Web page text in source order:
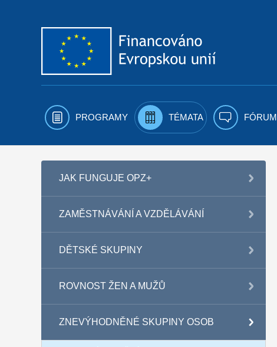
PROGRAMY TÉMATA FÓRUM
JAK FUNGUJE OPZ+
ZAMĚSTNÁVÁNÍ A VZDĚLÁVÁNÍ
DĚTSKÉ SKUPINY
ROVNOST ŽEN A MUŽŮ
ZNEVÝHODNĚNÉ SKUPINY OSOB